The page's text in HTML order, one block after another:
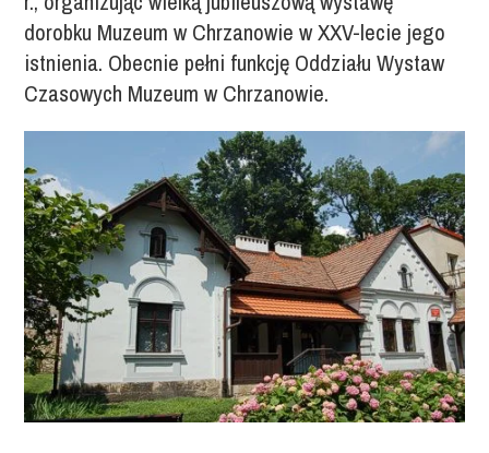
dorobku Muzeum w Chrzanowie w XXV-lecie jego
istnienia. Obecnie pełni funkcję Oddziału Wystaw
Czasowych Muzeum w Chrzanowie.